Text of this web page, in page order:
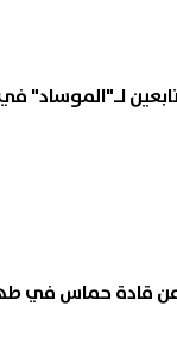
لـ"الموساد"
قادة حماس في
عجرم تشعل أجواء
بحفل مرتقب وسط
الجديد